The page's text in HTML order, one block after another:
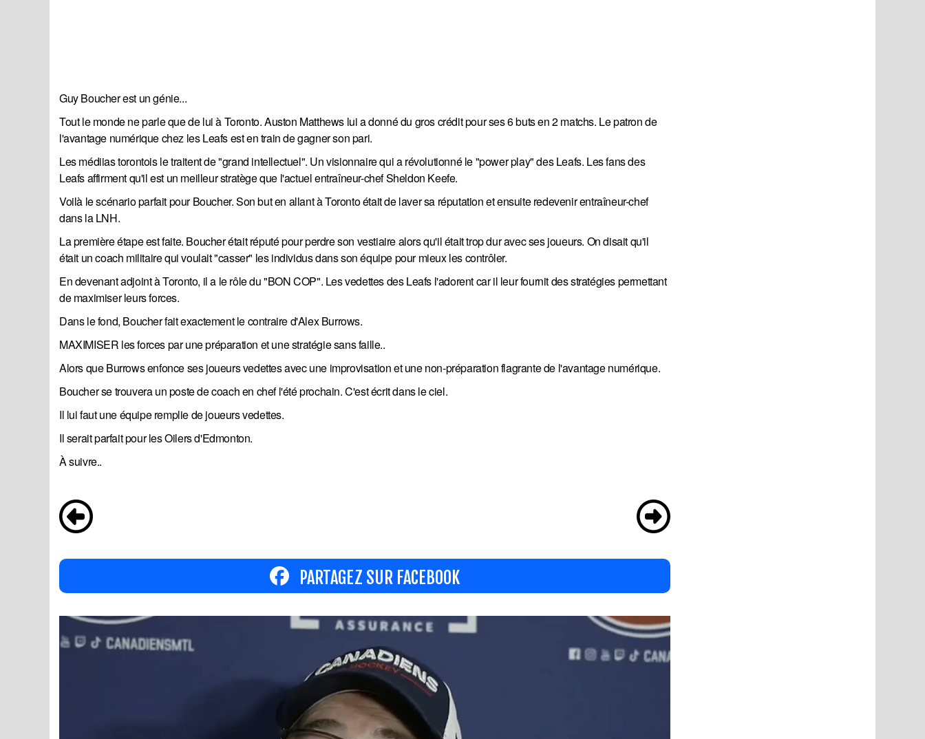
Guy Boucher est un génie...
Tout le monde ne parle que de lui à Toronto. Auston Matthews lui a donné du gros crédit pour ses 6 buts en 2 matchs. Le patron de
l'avantage numérique chez les Leafs est en train de gagner son pari.
Les médiias torontois le traitent de "grand intellectuel". Un visionnaire qui a révolutionné le "power play" des Leafs. Les fans des
Leafs affirment qu'il est un meilleur stratège que l'actuel entraîneur-chef Sheldon Keefe.
Voilà le scénario parfait pour Boucher. Son but en allant à Toronto était de laver sa réputation et ensuite redevenir entraîneur-chef
dans la LNH.
La première étape est faite. Boucher était réputé pour perdre son vestiaire alors qu'il était trop dur avec ses joueurs. On disait qu'il
était un coach militaire qui voulait "casser" les individus dans son équipe pour mieux les contrôler.
En devenant adjoint à Toronto, il a le rôle du "BON COP". Les vedettes des Leafs l'adorent car il leur fournit des stratégies permettant
de maximiser leurs forces.
Dans le fond, Boucher fait exactement le contraire d'Alex Burrows.
MAXIMISER les forces par une préparation et une stratégie sans faille..
Alors que Burrows enfonce ses joueurs vedettes avec une improvisation et une non-préparation flagrante de l'avantage numérique.
Boucher se trouvera un poste de coach en chef l'été prochain. C'est écrit dans le ciel.
Il lui faut une équipe remplie de joueurs vedettes.
Il serait parfait pour les Oilers d'Edmonton.
À suivre..
PARTAGEZ SUR FACEBOOK